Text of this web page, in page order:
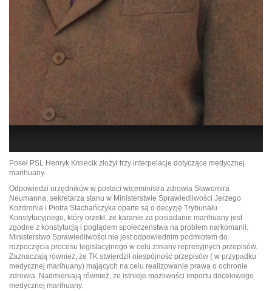
Poseł PSL Henryk Kmiecik złożył trzy interpelacje dotyczące medycznej
marihuany.
Odpowiedzi urzędników w postaci wiceministra zdrowia Sławomira
Neumanna, sekretarza stanu w Ministerstwie Sprawiedliwości Jerzego
Kozdronia i Piotra Stachańczyka oparte są o decyzję Trybunału
Konstytucyjnego, który orzekł, że karanie za posiadanie marihuany jest
zgodne z konstytucją i poglądem społeczeństwa na problem narkomanii.
Ministerstwo Sprawiedliwości nie jest odpowiednim podmiotem do
rozpoczęcia procesu legislacyjnego w celu zmiany represyjnych przepisów.
Zaznaczają również, że TK stwierdził niespójność przepisów ( w przypadku
medycznej marihuany) mających na celu realizowanie prawa o ochronie
zdrowia. Nadmieniają również, że istnieje możliwości importu docelowego
medycznej marihuany.